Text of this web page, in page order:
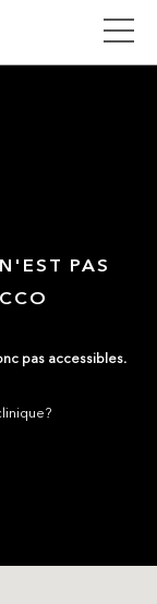
PAS
pas accessibles.